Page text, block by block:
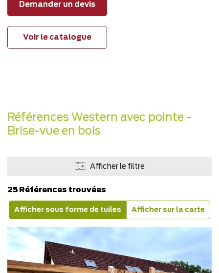
Demander un devis
Voir le catalogue
Références Western avec pointe -
Brise-vue en bois
Afficher le filtre
25 Références trouvées
Afficher sous forme de tuiles Afficher sur la carte